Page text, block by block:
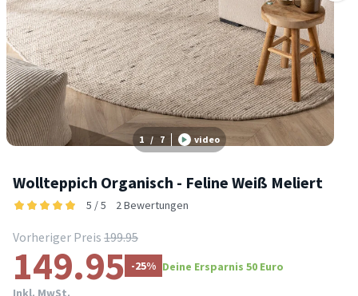
1 / 7 video
Wollteppich Organisch - Feline Weiß Meliert
5 / 5 2 Bewertungen
Vorheriger Preis 199.95
149.95 -25% Deine Ersparnis 50 Euro
Inkl. MwSt.